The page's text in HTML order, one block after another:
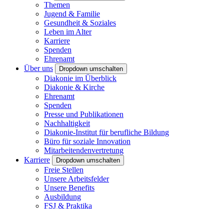
Themen
Jugend & Familie
Gesundheit & Soziales
Leben im Alter
Karriere
Spenden
Ehrenamt
Über uns
Dropdown umschalten
Diakonie im Überblick
Diakonie & Kirche
Ehrenamt
Spenden
Presse und Publikationen
Nachhaltigkeit
Diakonie-Institut für berufliche Bildung
Büro für soziale Innovation
Mitarbeitendenvertretung
Karriere
Dropdown umschalten
Freie Stellen
Unsere Arbeitsfelder
Unsere Benefits
Ausbildung
FSJ & Praktika